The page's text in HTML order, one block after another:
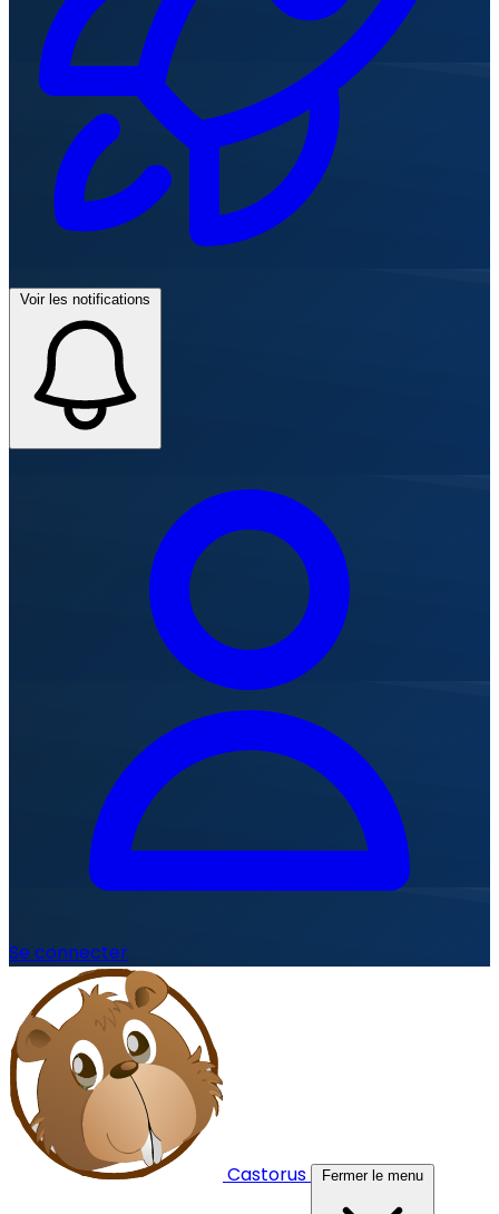
Voir les notifications
Se connecter
Castorus Fermer le menu